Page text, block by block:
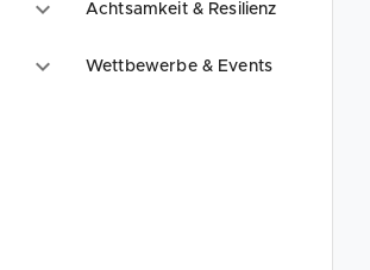
Achtsamkeit & Resilienz
Wettbewerbe & Events